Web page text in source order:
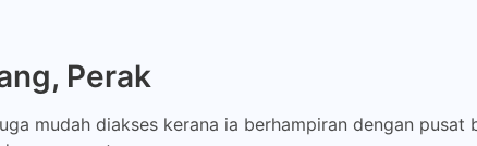
Perak
mudah diakses kerana ia berhampiran dengan pusat